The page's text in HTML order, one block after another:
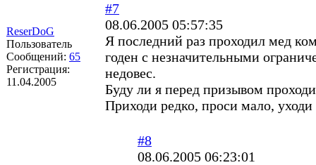
ReserDoG
Пользователь
Сообщений: 65
Регистрация:
11.04.2005
#7
08.06.2005 05:57:35
Я последний раз проходил мед
годен с незначительными
недовес.
Буду ли я перед призывом
Приходи редко, проси мало,
#8
08.06.2005 06:23:01